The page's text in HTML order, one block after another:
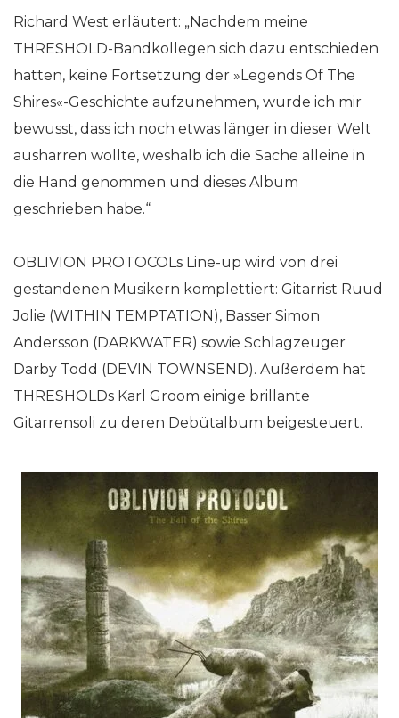
Richard West erläutert: „Nachdem meine
THRESHOLD-Bandkollegen sich dazu entschieden
hatten, keine Fortsetzung der »Legends Of The
Shires«-Geschichte aufzunehmen, wurde ich mir
bewusst, dass ich noch etwas länger in dieser Welt
ausharren wollte, weshalb ich die Sache alleine in
die Hand genommen und dieses Album
geschrieben habe.“
OBLIVION PROTOCOLs Line-up wird von drei
gestandenen Musikern komplettiert: Gitarrist Ruud
Jolie (WITHIN TEMPTATION), Basser Simon
Andersson (DARKWATER) sowie Schlagzeuger
Darby Todd (DEVIN TOWNSEND). Außerdem hat
THRESHOLDs Karl Groom einige brillante
Gitarrensoli zu deren Debütalbum beigesteuert.